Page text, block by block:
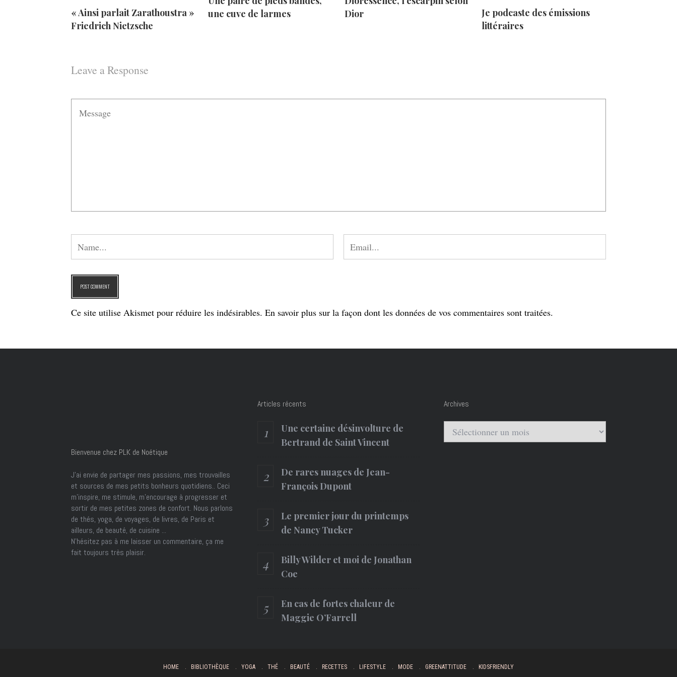
« Ainsi parlait Zarathoustra »
Friedrich Nietzsche
une cuve de larmes
Dior
Je podcaste des émissions
littéraires
Leave a Response
Ce site utilise Akismet pour réduire les indésirables. En savoir plus sur la façon dont les données de vos commentaires sont traitées.
Bienvenue chez PLK de Noétique
J’ai envie de partager mes passions, mes trouvailles
et sources de mes petits bonheurs quotidiens.. Ceci
m'inspire, me stimule, m'encourage à progresser et
sortir de mes petites zones de confort. Nous parlons
de thés, yoga, de voyages, de livres, de Paris et
ailleurs, de beauté, de cuisine ...
N'hésitez pas à me laisser un commentaire, ça me
fait toujours très plaisir.
Articles récents
Une certaine désinvolture de
Bertrand de Saint Vincent
De rares nuages de Jean-
François Dupont
Le premier jour du printemps
de Nancy Tucker
Billy Wilder et moi de Jonathan
Coe
En cas de fortes chaleur de
Maggie O’Farrell
Archives
Archives
HOME BIBLIOTHÈQUE YOGA THÉ BEAUTÉ RECETTES LIFESTYLE MODE GREENATTITUDE KIDSFRIENDLY